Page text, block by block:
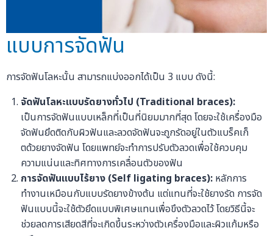
แบบการจัดฟัน
การจัดฟันโลหะนั้น สามารถแบ่งออกได้เป็น 3 แบบ ดังนี้:
จัดฟันโลหะแบบรัดยางทั่วไป (Traditional braces):
เป็นการจัดฟันแบบเหล็กที่เป็นที่นิยมมากที่สุด โดยจะใช้เครื่องมือ
จัดฟันยึดติดกับผิวฟันและลวดจัดฟันจะถูกรัดอยู่ในตัวแบร็คเก็
ตด้วยยางจัดฟัน โดยแพทย์จะทำการปรับตัวลวดเพื่อใช้ควบคุม
ความแน่นและทิศทางการเคลื่อนตัวของฟัน
การจัดฟันแบบไร้ยาง (Self ligating braces): หลักการ
ทำงานเหมือนกับแบบรัดยางข้างต้น แต่แทนที่จะใช้ยางรัด การจัด
ฟันแบบนี้จะใช้ตัวยึดแบบพิเศษแทนเพื่อขึงตัวลวดไว้ โดยวิธีนี้จะ
ช่วยลดการเสียดสีที่จะเกิดขึ้นระหว่างตัวเครื่องมือและผิวแก้มหรือ